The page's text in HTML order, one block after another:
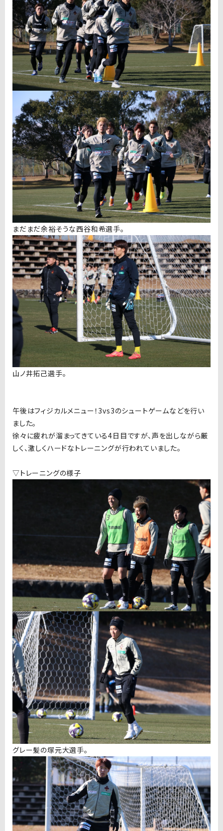
まだまだ余裕そうな西谷和希選手。
山ノ井拓己選手。
午後はフィジカルメニュー！3vs3のシュートゲームなどを行い
ました。
徐々に疲れが溜まってきている4日目ですが、声を出しながら厳
しく、激しくハードなトレーニングが行われていました。
▽トレーニングの様子
グレー髪の塚元大選手。